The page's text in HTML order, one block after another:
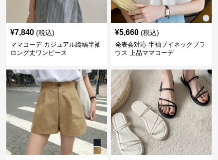
¥7,840 (税込)
ママコーデ カジュアル縦縞半袖
ロング丈ワンピース
¥5,660 (税込)
発表会対応 半袖ブイネックブラ
ウス 上品ママコーデ